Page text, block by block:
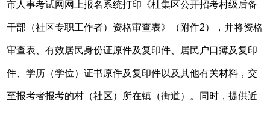
市人事考试网网上报名系统打印《杜集区公开招考村级后备
干部（社区专职工作者）资格审查表》（附件2），并将资格
审查表、有效居民身份证原件及复印件、居民户口簿及复印
件、学历（学位）证书原件及复印件以及其他有关材料，交
至报考者报考的村（社区）所在镇（街道）。同时，提供近